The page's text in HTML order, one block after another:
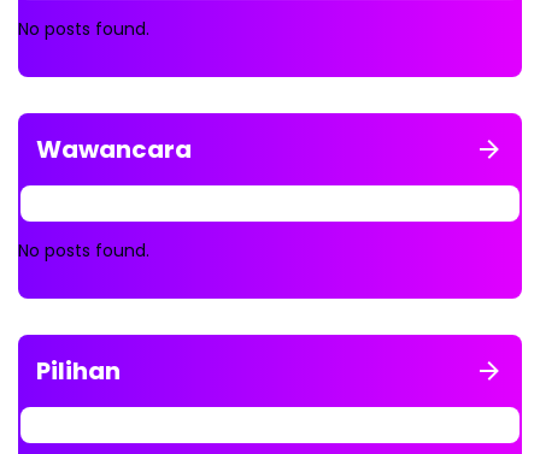
No posts found.
Wawancara
No posts found.
Pilihan